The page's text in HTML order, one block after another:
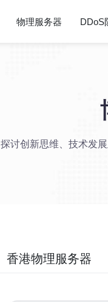
物理服务器 DDoS
探讨创新思维、技术发
香港物理服务器